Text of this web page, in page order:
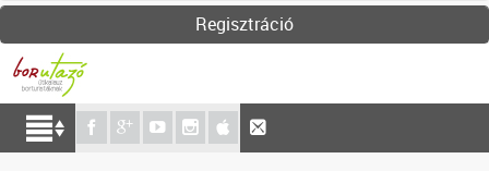
Regisztráció